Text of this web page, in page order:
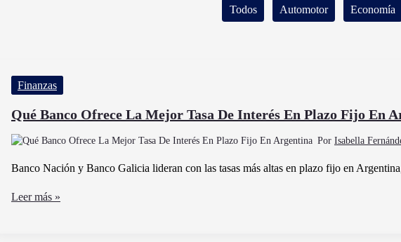
Todos Automotor Economía
Finanzas
Qué Banco Ofrece La Mejor Tasa De Interés En Plazo Fijo En
Por Isabella
Banco Nación y Banco Galicia lideran con las tasas más altas en plazo fijo en
Qué
Leer más »